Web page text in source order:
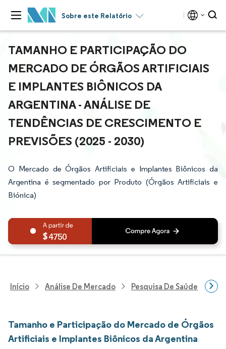
Sobre este Relatório
TAMANHO E PARTICIPAÇÃO DO
MERCADO DE ÓRGÃOS ARTIFICIAIS
E IMPLANTES BIÔNICOS DA
ARGENTINA - ANÁLISE DE
TENDÊNCIAS DE CRESCIMENTO E
PREVISÕES (2025 - 2030)
O Mercado de Órgãos Artificiais e Implantes Biônicos da
Argentina é segmentado por Produto (Órgãos Artificiais e
Biónica)
4750
Início Análise De Mercado Pesquisa De Saúde
Tamanho e Participação do Mercado de Órgãos
Artificiais e Implantes Biônicos da Argentina